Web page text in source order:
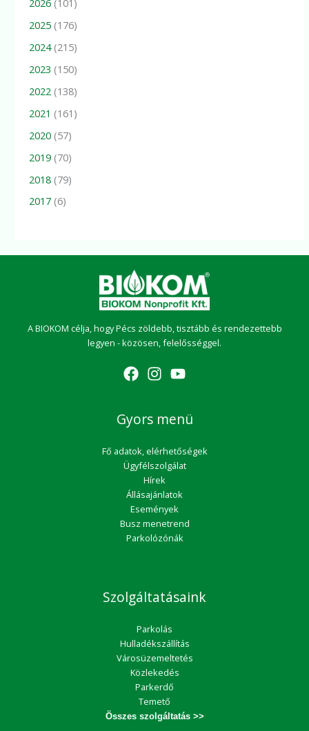
2026 (101)
2025 (176)
2024(215)
2023 (150)
2022 (138)
2021 (161)
2020 (57)
2019 (70)
2018 (79)
2017 (6)
A BIOKOM célja, hogy Pécs zöldebb, tisztább és rendezettebb
legyen - közösen, felelősséggel.
Gyors menü
Fő adatok, elérhetőségek
Ügyfélszolgálat
Hírek
Állásajánlatok
Események
Busz menetrend
Parkolózónák
Szolgáltatásaink
Parkolás
Hulladékszállítás
Városüzemeltetés
Közlekedés
Parkerdő
Temető
Összes szolgáltatás >>